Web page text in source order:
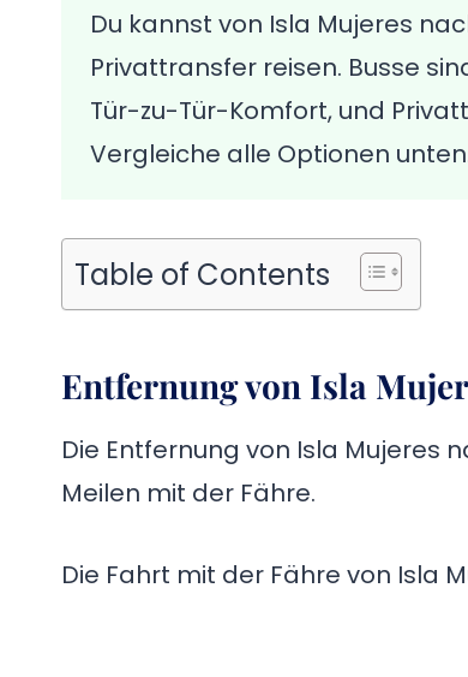
Du kannst von Isla Mujeres
Privattransfer reisen. Busse
Tür-zu-Tür-Komfort, und
Vergleiche alle Optionen
Table of Contents
Entfernung von Isla
Die Entfernung von Isla Mujeres
Meilen mit der Fähre.
Die Fahrt mit der Fähre von Isla